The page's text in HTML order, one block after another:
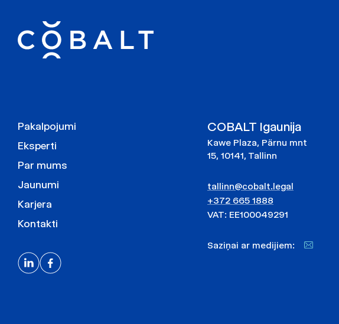
Pakalpojumi
Eksperti
Par mums
Jaunumi
Karjera
Kontakti
COBALT Igaunija
Kawe Plaza, Pärnu mnt
15, 10141, Tallinn
tallinn@cobalt.legal
+372 665 1888
VAT: EE100049291
Saziņai ar medijiem: